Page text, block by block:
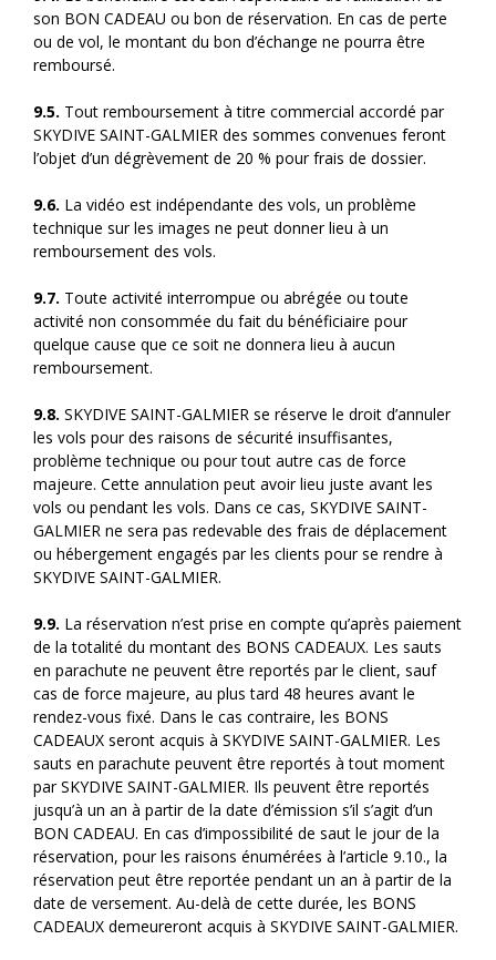
son BON CADEAU ou bon de réservation. En cas de perte
ou de vol, le montant du bon d’échange ne pourra être
remboursé.
9.5. Tout remboursement à titre commercial accordé par
SKYDIVE SAINT-GALMIER des sommes convenues feront
l’objet d’un dégrèvement de 20 % pour frais de dossier.
9.6. La vidéo est indépendante des vols, un problème
technique sur les images ne peut donner lieu à un
remboursement des vols.
9.7. Toute activité interrompue ou abrégée ou toute
activité non consommée du fait du bénéficiaire pour
quelque cause que ce soit ne donnera lieu à aucun
remboursement.
9.8. SKYDIVE SAINT-GALMIER se réserve le droit d’annuler
les vols pour des raisons de sécurité insuffisantes,
problème technique ou pour tout autre cas de force
majeure. Cette annulation peut avoir lieu juste avant les
vols ou pendant les vols. Dans ce cas, SKYDIVE SAINT-
GALMIER ne sera pas redevable des frais de déplacement
ou hébergement engagés par les clients pour se rendre à
SKYDIVE SAINT-GALMIER.
9.9. La réservation n’est prise en compte qu’après paiement
de la totalité du montant des BONS CADEAUX. Les sauts
en parachute ne peuvent être reportés par le client, sauf
cas de force majeure, au plus tard 48 heures avant le
rendez-vous fixé. Dans le cas contraire, les BONS
CADEAUX seront acquis à SKYDIVE SAINT-GALMIER. Les
sauts en parachute peuvent être reportés à tout moment
par SKYDIVE SAINT-GALMIER. Ils peuvent être reportés
jusqu’à un an à partir de la date d’émission s’il s’agit d’un
BON CADEAU. En cas d’impossibilité de saut le jour de la
réservation, pour les raisons énumérées à l’article 9.10., la
réservation peut être reportée pendant un an à partir de la
date de versement. Au-delà de cette durée, les BONS
CADEAUX demeureront acquis à SKYDIVE SAINT-GALMIER.